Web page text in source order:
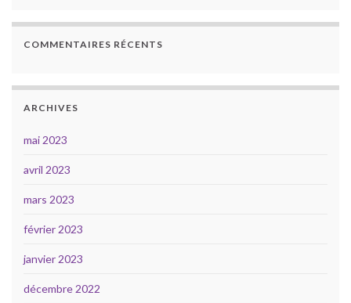
COMMENTAIRES RÉCENTS
ARCHIVES
mai 2023
avril 2023
mars 2023
février 2023
janvier 2023
décembre 2022